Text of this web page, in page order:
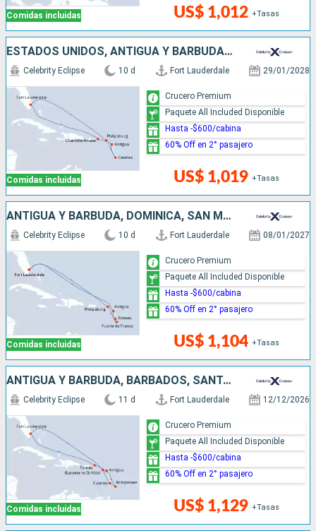
Comidas incluidas US$ 1,012 +Tasas
ESTADOS UNIDOS, ANTIGUA Y BARBUDA, SANTA LUCIA, SAN MARTÍN
Comidas incluidas
Celebrity Eclipse 10 d Fort Lauderdale 29/01/2028
US$ 1,019 +Tasas
Crucero Premium
Paquete All Included Disponible
Hasta -$600/cabina
60% Off en 2° pasajero
ANTIGUA Y BARBUDA, DOMINICA, SAN MARTÍN, ESTADOS UNIDOS
Comidas incluidas
Celebrity Eclipse 10 d Fort Lauderdale 08/01/2027
US$ 1,104 +Tasas
Crucero Premium
Paquete All Included Disponible
Hasta -$600/cabina
60% Off en 2° pasajero
ANTIGUA Y BARBUDA, BARBADOS, SANTA LUCIA, ESTADOS UNIDOS
Comidas incluidas
Celebrity Eclipse 11 d Fort Lauderdale 12/12/2026
US$ 1,129 +Tasas
Crucero Premium
Paquete All Included Disponible
Hasta -$600/cabina
60% Off en 2° pasajero